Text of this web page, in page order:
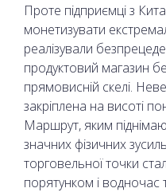
Проте підприємці з
монетизувати
реалізували
продуктовий магазин
прямовисній скелі.
закріплена на висоті
Маршрут, яким
значних фізичних
торговельної точки
порятунком і водночас